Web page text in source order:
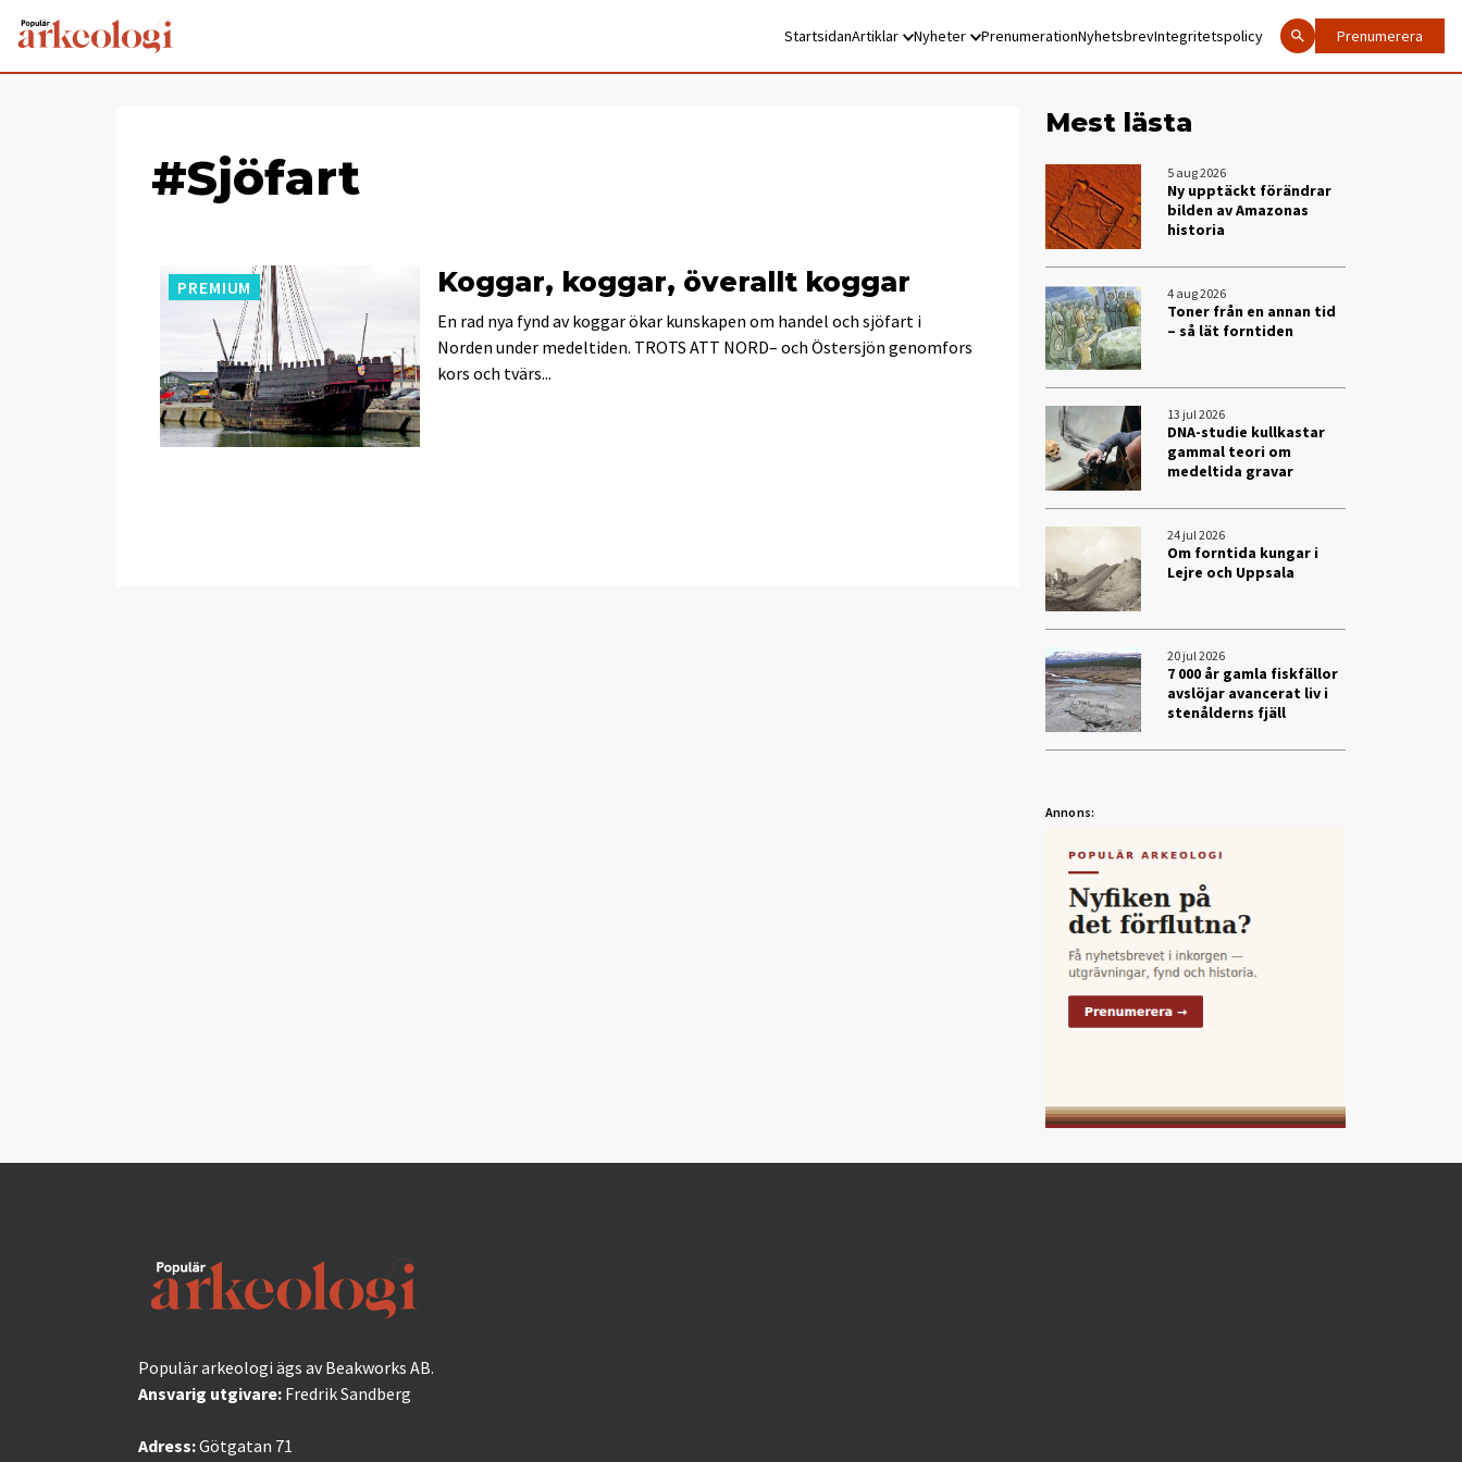
StartsidanArtiklar Nyheter PrenumerationNyhetsbrevIntegritetspolicy Prenumerera
#Sjöfart
PREMIUM Koggar, koggar, överallt koggar
En rad nya fynd av koggar ökar kunskapen om handel och sjöfart i
Norden under medeltiden. TROTS ATT NORD– och Östersjön genomfors
kors och tvärs...
Mest lästa
5 aug 2026
Ny upptäckt förändrar
bilden av Amazonas
historia
4 aug 2026
Toner från en annan tid
– så lät forntiden
13 jul 2026
DNA-studie kullkastar
gammal teori om
medeltida gravar
24 jul 2026
Om forntida kungar i
Lejre och Uppsala
20 jul 2026
7 000 år gamla fiskfällor
avslöjar avancerat liv i
stenålderns fjäll
Annons:
Populär arkeologi ägs av Beakworks AB.
Ansvarig utgivare: Fredrik Sandberg
Adress:Götgatan 71